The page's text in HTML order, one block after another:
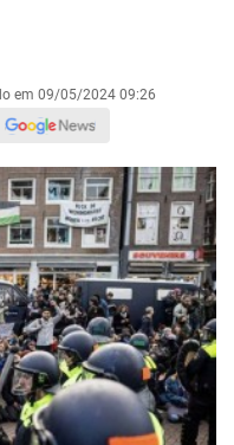
em 09/05/2024 09:26